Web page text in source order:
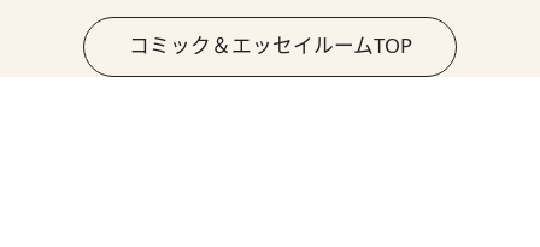
コミック＆エッセイルームTOP